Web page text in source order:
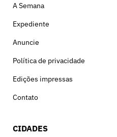
A Semana
Expediente
Anuncie
Política de privacidade
Edições impressas
Contato
CIDADES